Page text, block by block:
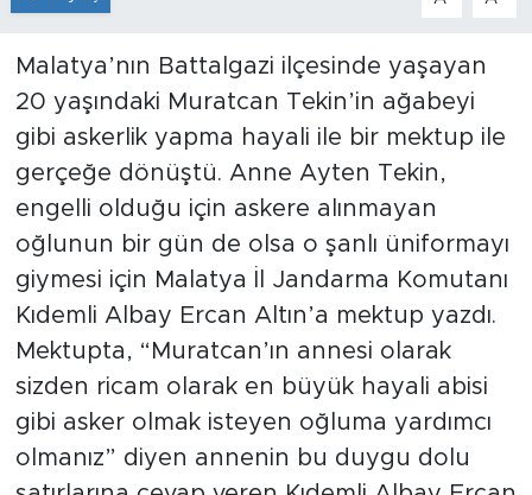
Malatya’nın Battalgazi ilçesinde yaşayan
20 yaşındaki Muratcan Tekin’in ağabeyi
gibi askerlik yapma hayali ile bir mektup ile
gerçeğe dönüştü. Anne Ayten Tekin,
engelli olduğu için askere alınmayan
oğlunun bir gün de olsa o şanlı üniformayı
giymesi için Malatya İl Jandarma Komutanı
Kıdemli Albay Ercan Altın’a mektup yazdı.
Mektupta, “Muratcan’ın annesi olarak
sizden ricam olarak en büyük hayali abisi
gibi asker olmak isteyen oğluma yardımcı
olmanız” diyen annenin bu duygu dolu
Akçadağ
Doğanyol
Arapgir
Arguvan
Battalgazi
Darende
Doğanşehir